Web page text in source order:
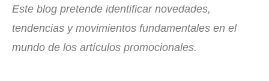
Este blog pretende identificar novedades,
tendencias y movimientos fundamentales en el
mundo de los artículos promocionales.